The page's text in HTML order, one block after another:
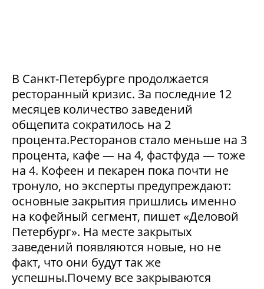
В Санкт-Петербурге продолжается
ресторанный кризис. За последние 12
месяцев количество заведений
общепита сократилось на 2
процента.Ресторанов стало меньше на 3
процента, кафе — на 4, фастфуда — тоже
на 4. Кофеен и пекарен пока почти не
тронуло, но эксперты предупреждают:
основные закрытия пришлись именно
на кофейный сегмент, пишет «Деловой
Петербург». На месте закрытых
заведений появляются новые, но не
факт, что они будут так же
успешны.Почему все закрываются